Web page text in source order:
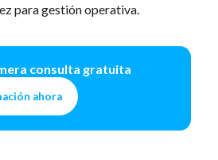
para gestión operativa.
consulta gratuita
ahora